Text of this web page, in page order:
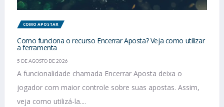
COMO APOSTAR
Como funciona o recurso Encerrar Aposta? Veja como utilizar
a ferramenta
5 DE AGOSTO DE 2026
A funcionalidade chamada Encerrar Aposta deixa o
jogador com maior controle sobre suas apostas. Assim,
veja como utilizá-la....